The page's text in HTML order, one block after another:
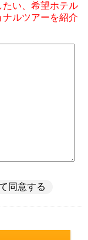
い、希望ホテル
ルツアーを紹介
同意する